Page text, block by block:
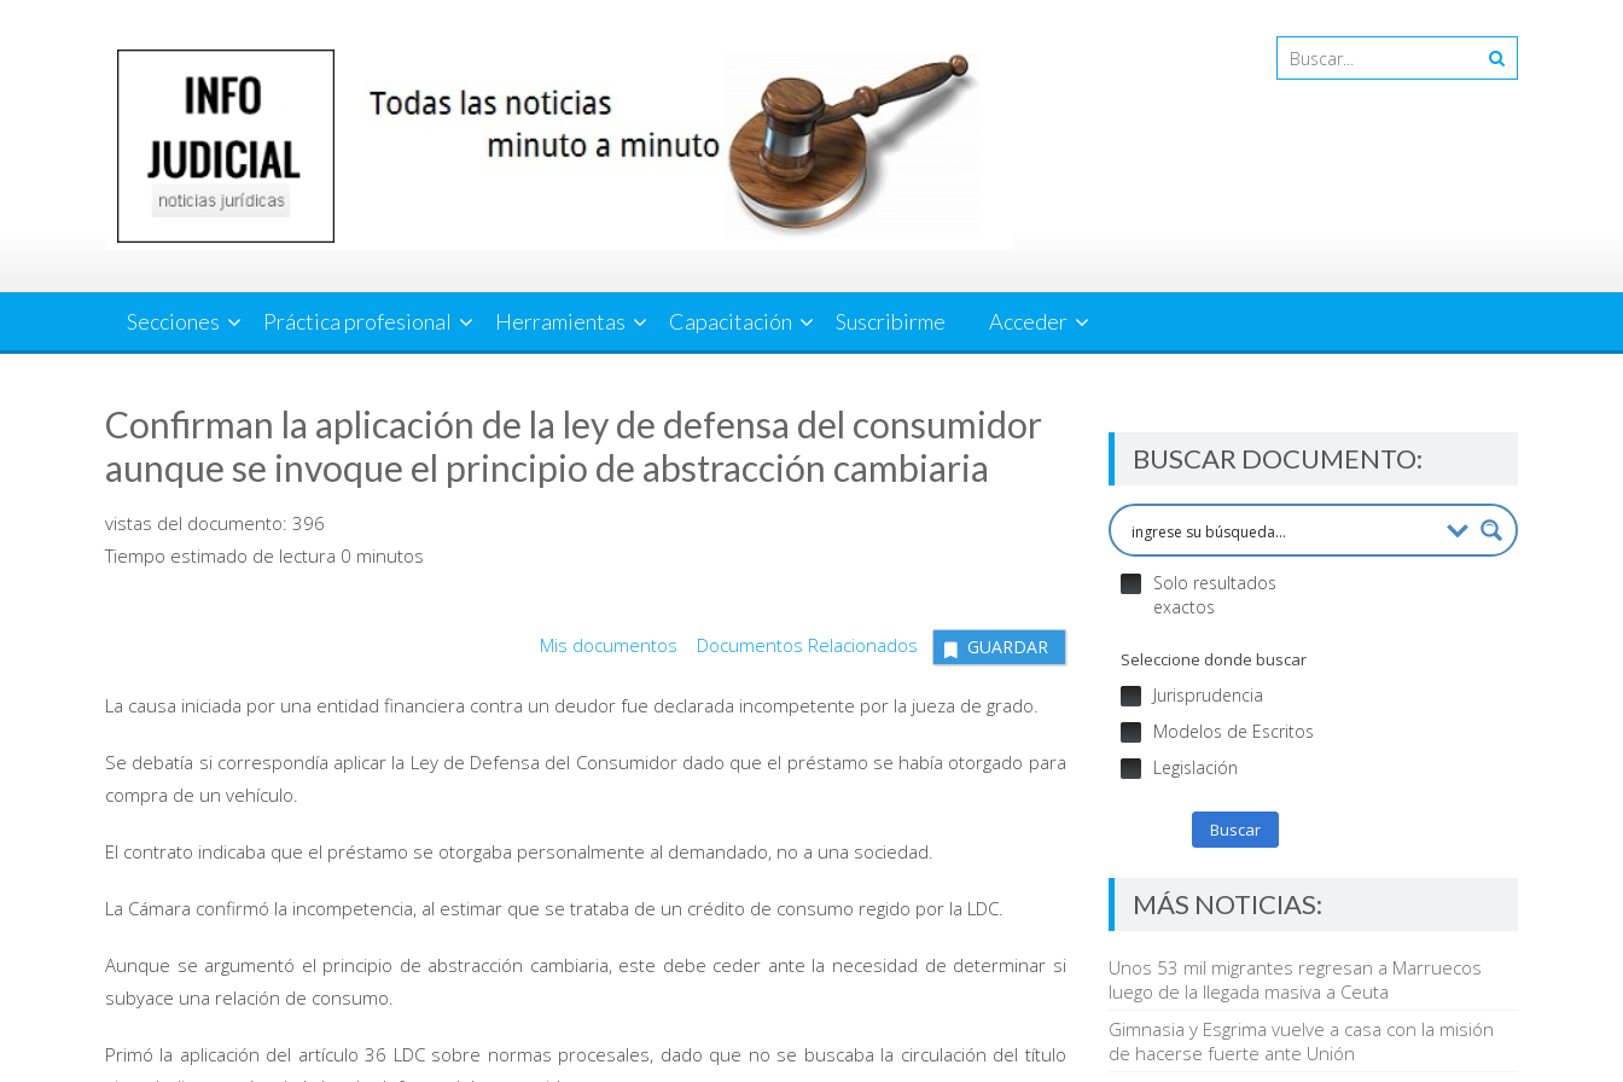
Secciones Práctica profesional Herramientas Capacitación Suscribirme Acceder
Confirman la aplicación de la ley de defensa del consumidor
aunque se invoque el principio de abstracción cambiaria
vistas del documento: 396
Tiempo estimado de lectura 0 minutos
Mis documentos Documentos Relacionados GUARDAR
La causa iniciada por una entidad financiera contra un deudor fue declarada incompetente por la jueza de grado.
Se debatía si correspondía aplicar la Ley de Defensa del Consumidor dado que el préstamo se había otorgado para
compra de un vehículo.
El contrato indicaba que el préstamo se otorgaba personalmente al demandado, no a una sociedad.
La Cámara confirmó la incompetencia, al estimar que se trataba de un crédito de consumo regido por la LDC.
Aunque se argumentó el principio de abstracción cambiaria, este debe ceder ante la necesidad de determinar si
subyace una relación de consumo.
Primó la aplicación del artículo 36 LDC sobre normas procesales, dado que no se buscaba la circulación del título
BUSCAR DOCUMENTO:
Solo resultados
exactos
Seleccione donde buscar
Jurisprudencia
Modelos de Escritos
Legislación
Buscar
MÁS NOTICIAS:
Unos 53 mil migrantes regresan a Marruecos
luego de la llegada masiva a Ceuta
Gimnasia y Esgrima vuelve a casa con la misión
de hacerse fuerte ante Unión